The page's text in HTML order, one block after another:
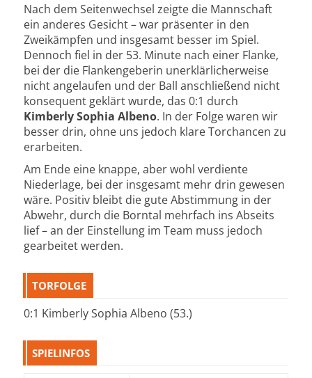
Nach dem Seitenwechsel zeigte die Mannschaft
ein anderes Gesicht – war präsenter in den
Zweikämpfen und insgesamt besser im Spiel.
Dennoch fiel in der 53. Minute nach einer Flanke,
bei der die Flankengeberin unerklärlicher­weise
nicht angelaufen und der Ball anschließend nicht
konsequent geklärt wurde, das 0:1 durch
Kimberly Sophia Albeno. In der Folge waren wir
besser drin, ohne uns jedoch klare Torchancen zu
erarbeiten.
Am Ende eine knappe, aber wohl verdiente
Niederlage, bei der insgesamt mehr drin gewesen
wäre. Positiv bleibt die gute Abstimmung in der
Abwehr, durch die Borntal mehrfach ins Abseits
lief – an der Einstellung im Team muss jedoch
gearbeitet werden.
TORFOLGE
0:1 Kimberly Sophia Albeno (53.)
SPIELINFOS